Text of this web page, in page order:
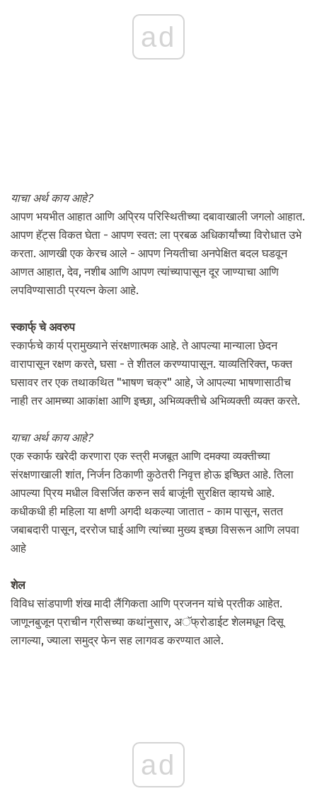
ad
याचा अर्थ काय आहे?
आपण भयभीत आहात आणि अप्रिय परिस्थितीच्या दबावाखाली जगलो आहात.
आपण हॅट्स विकत घेता - आपण स्वत: ला प्रबळ अधिकार्यांच्या विरोधात उभे
करता. आणखी एक केरच आले - आपण नियतीचा अनपेक्षित बदल घडवून
आणत आहात, देव, नशीब आणि आपण त्यांच्यापासून दूर जाण्याचा आणि
लपविण्यासाठी प्रयत्न केला आहे.
स्कार्फ् चे अवरुप
स्कार्फचे कार्य प्रामुख्याने संरक्षणात्मक आहे. ते आपल्या मान्याला छेदन
वारापासून रक्षण करते, घसा - ते शीतल करण्यापासून. याव्यतिरिक्त, फक्त
घसावर तर एक तथाकथित "भाषण चक्र" आहे, जे आपल्या भाषणासाठीच
नाही तर आमच्या आकांक्षा आणि इच्छा, अभिव्यक्तीचे अभिव्यक्ती व्यक्त करते.
याचा अर्थ काय आहे?
एक स्कार्फ खरेदी करणारा एक स्त्री मजबूत आणि दमक्या व्यक्तीच्या
संरक्षणाखाली शांत, निर्जन ठिकाणी कुठेतरी निवृत्त होऊ इच्छित आहे. तिला
आपल्या प्रिय मधील विसर्जित करुन सर्व बाजूंनी सुरक्षित व्हायचे आहे.
कधीकधी ही महिला या क्षणी अगदी थकल्या जातात - काम पासून, सतत
जबाबदारी पासून, दररोज घाई आणि त्यांच्या मुख्य इच्छा विसरून आणि लपवा
आहे
शेल
विविध सांडपाणी शंख मादी लैंगिकता आणि प्रजनन यांचे प्रतीक आहेत.
जाणूनबुजून प्राचीन ग्रीसच्या कथांनुसार, अॅफ्रोडाईट शेलमधून दिसू
लागल्या, ज्याला समुद्र फेन सह लागवड करण्यात आले.
ad